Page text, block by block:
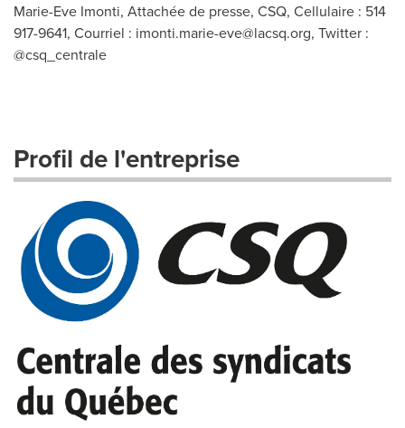
Marie-Eve Imonti, Attachée de presse, CSQ, Cellulaire : 514
917-9641, Courriel : imonti.marie-eve@lacsq.org, Twitter :
@csq_centrale
Profil de l'entreprise